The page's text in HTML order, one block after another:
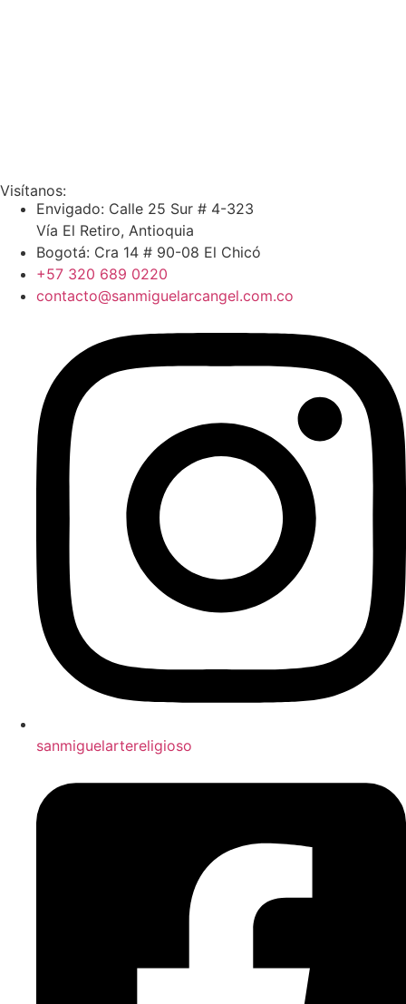
Visítanos:
Envigado: Calle 25 Sur # 4-323
Vía El Retiro, Antioquia
Bogotá: Cra 14 # 90-08 El Chicó
+57 320 689 0220
contacto@sanmiguelarcangel.com.co
sanmiguelartereligioso